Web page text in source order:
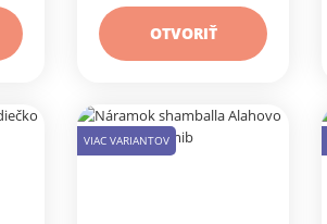
OTVORIŤ
VIAC VARIANTOV